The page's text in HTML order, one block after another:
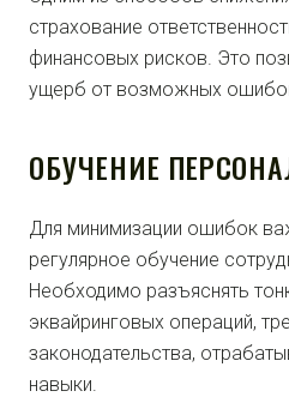
страхование
финансовых рисков. Это
ущерб от возможных
ОБУЧЕНИЕ
Для минимизации ошибок
регулярное обучение
Необходимо разъяснять
эквайринговых операций,
законодательства,
навыки.